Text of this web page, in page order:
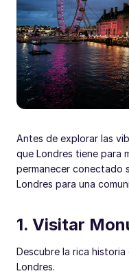
Antes de explorar las
que Londres tiene para
permanecer conectado
Londres para una
1. Visitar
Descubre la rica
Londres.